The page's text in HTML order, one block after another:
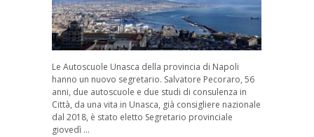
Le Autoscuole Unasca della provincia di Napoli
hanno un nuovo segretario. Salvatore Pecoraro, 56
anni, due autoscuole e due studi di consulenza in
Città, da una vita in Unasca, già consigliere nazionale
dal 2018, è stato eletto Segretario provinciale
giovedì …